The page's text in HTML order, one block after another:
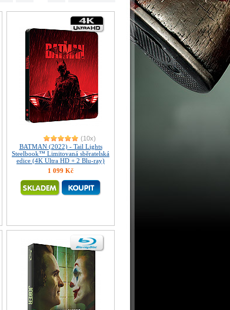
(10x)
BATMAN (2022) - Tail Lights
Steelbook™ Limitovaná sběratelská
edice (4K Ultra HD + 2 Blu-ray)
1 099 Kč